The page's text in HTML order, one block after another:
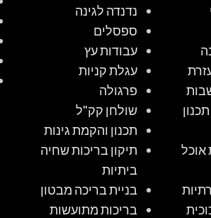
אוכל
נדנדה לגינה
ספסלים
עבודות עץ
עגלת קניות
פרגולה
שולחן קק"ל
תכנון והקמת גינות
תיקון בריכות שחיה
ביתיות
בניית בריכה מבטון
בריכות מתועשות